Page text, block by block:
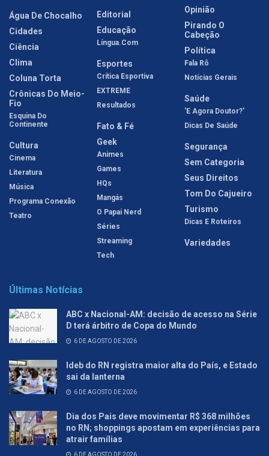
Água De Chocalho
Cidades
Ciência
Clima
Coluna Torta
Crônicas Do Meio-
Fio
Esquina Do
Continente
Cultura
Cinema
Literatura
Música
Programa Conexão
Teatro
Editorial
Educação
Língua.com
Esportes
Crítica Esportiva
EXTREME
Resultados
Fato & Fé
Geek
Animes
Games
HQs
Mangás
O Papai Nerd
Séries
Streaming
Tech
Opinião
Pirando O
Cabeção
Política
Fala Rô
Notícias Gerais
Saúde
'E Agora Doutor?'
Dicas De Saúde
Segurança
Sem Categoria
Seus Direitos
Tom Do Cajueiro
Turismo
Dicas E Roteiros
Variedades
Últimas Notícias
ABC x Nacional-AM: decisão de acesso na Série
D terá árbitro de Copa do Mundo
6 DE AGOSTO DE 2026
Ideb do RN registra maior alta do País, e Estado
sai da lanterna
6 DE AGOSTO DE 2026
Dia dos Pais deve movimentar R$ 368 milhões
no RN; shoppings apostam em experiências para
atrair famílias
6 DE AGOSTO DE 2026